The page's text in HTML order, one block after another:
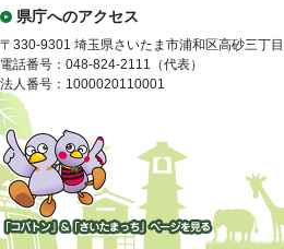
県庁へのアクセス
〒330-9301 埼玉県さいたま市浦和区高砂三丁
電話番号：048-824-2111（代表）
法人番号：1000020110001
「コバトン」&「さいたまっ